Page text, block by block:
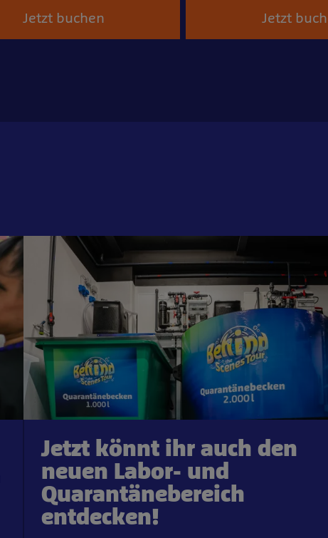
Jetzt buchen Jetzt
Jetzt könnt ihr auch den
neuen Labor- und
Quarantänebereich
entdecken!